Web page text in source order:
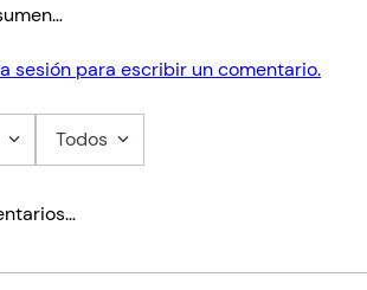
sesión para escribir un comentario.
Todos